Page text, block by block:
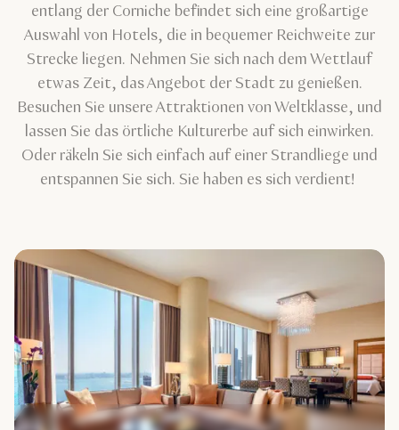
entlang der Corniche befindet sich eine großartige
Auswahl von Hotels, die in bequemer Reichweite zur
Strecke liegen. Nehmen Sie sich nach dem Wettlauf
etwas Zeit, das Angebot der Stadt zu genießen.
Besuchen Sie unsere Attraktionen von Weltklasse, und
lassen Sie das örtliche Kulturerbe auf sich einwirken.
Oder räkeln Sie sich einfach auf einer Strandliege und
entspannen Sie sich. Sie haben es sich verdient!